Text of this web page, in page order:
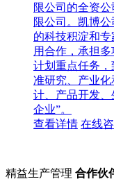
限公司的全资
限公司。凯博
的科技积淀和
用合作，承担
计划重点任务
准研究、产业
计、产品开发
企业”。
查看详情 在线
精益生产管理 合作伙